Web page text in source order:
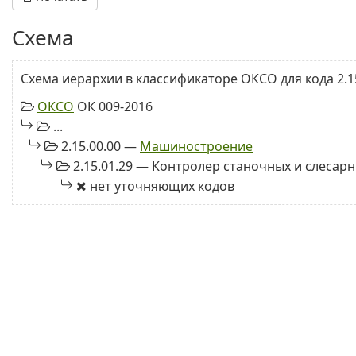
Схема
Схема иерархии в классификаторе ОКСО для кода
ОКСО ОК 009-2016
...
2.15.00.00 — Машиностроение
2.15.01.29 — Контролер станочных и
нет уточняющих кодов